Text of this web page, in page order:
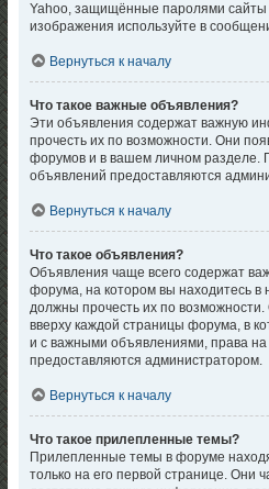
Yahoo, защищённые паролями сайты
изображения используйте в
Вернуться к началу
Что такое важные объявления?
Эти объявления содержат важную
прочесть их по возможности. Они
форумов и в вашем личном разделе.
объявлений предоставляются
Вернуться к началу
Что такое объявления?
Объявления чаще всего содержат
форума, на котором вы находитесь в
должны прочесть их по
вверху каждой страницы форума, в
и с важными объявлениями, права
предоставляются администратором.
Вернуться к началу
Что такое прилепленные темы?
Прилепленные темы в форуме
только на его первой странице. Они